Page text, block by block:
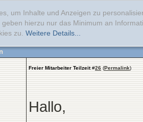
um Inhalte und Anzeigen zu
hierzu nur das Minimum an
zu. Weitere Details...
Freier Mitarbeiter Teilzeit#26 (Permalink)
Hallo,